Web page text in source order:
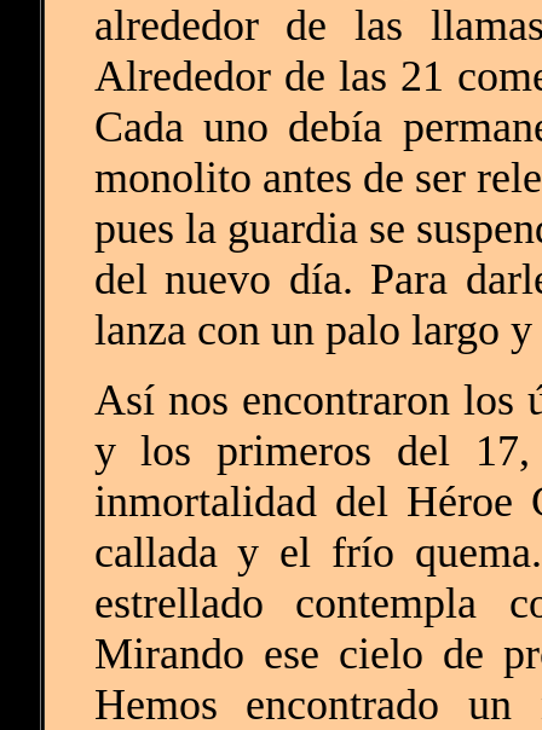
alrededor de las
Alrededor de las 21
Cada uno debía
monolito antes de ser
pues la guardia se
del nuevo día. Para
lanza con un palo largo
Así nos encontraron los
y los primeros del
inmortalidad del Héroe
callada y el frío
estrellado contempla
Mirando ese cielo de
Hemos encontrado